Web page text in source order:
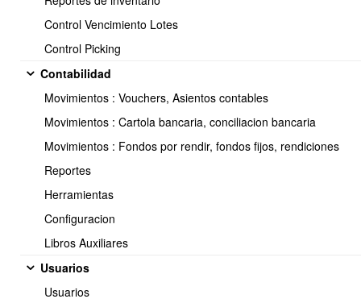
Control Vencimiento Lotes
Control Picking
Contabilidad
Movimientos : Vouchers, Asientos contables
Movimientos : Cartola bancaria, conciliacion bancaria
Movimientos : Fondos por rendir, fondos fijos, rendiciones
Reportes
Herramientas
Configuracion
Libros Auxiliares
Usuarios
Usuarios
calcular costos reales y consumos.
✔ Gestionar tareas y entregables
Organización del trabajo en subtareas, con categorías, prioridades
✔ Visualizar el proyecto en un
diagrama de Gantt
✔ Controlar el presupuesto y las
etapas de facturación